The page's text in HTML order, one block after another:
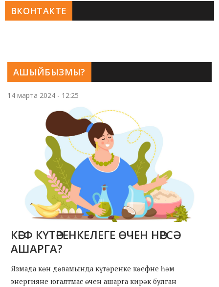
АШЫЙБЫЗМЫ?
14 марта 2024 - 12:25
КӘЕФ КҮТӘРЕНКЕЛЕГЕ ӨЧЕН НӘРСӘ
АШАРГА?
Язмада көн дәвамында күтәренке кәефне һәм
энергияне югалтмас өчен ашарга кирәк булган
ВКОНТАКТЕ